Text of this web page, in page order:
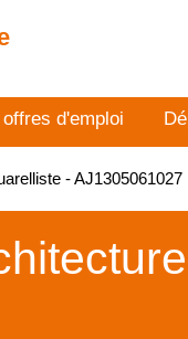
d'emploi
- AJ1305061027